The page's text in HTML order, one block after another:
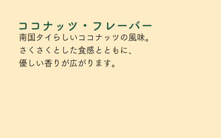
ココナッツ・フレーバー
南国タイらしいココナッツの風味。
さくさくとした食感とともに、
優しい香りが広がります。